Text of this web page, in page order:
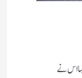
اس نے